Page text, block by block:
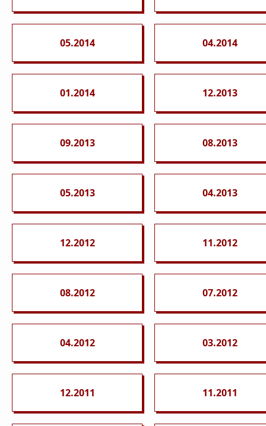
05.2014 04.2014
01.2014 12.2013
09.2013 08.2013
05.2013 04.2013
12.2012 11.2012
08.2012 07.2012
04.2012 03.2012
12.2011 11.2011